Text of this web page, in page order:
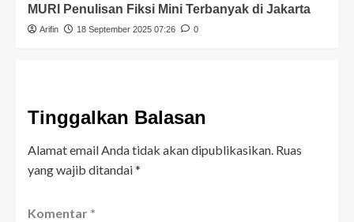
MURI Penulisan Fiksi Mini Terbanyak di Jakarta
Arifin 18 September 2025 07:26 0
Tinggalkan Balasan
Alamat email Anda tidak akan dipublikasikan. Ruas
yang wajib ditandai*
Komentar *